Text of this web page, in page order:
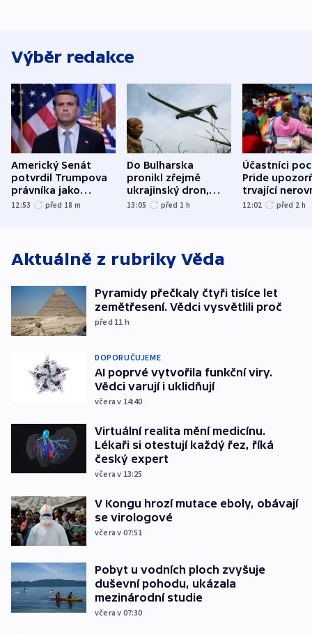
Výběr redakce
Americký Senát
potvrdil Trumpova
právníka jako
ministra
12:53 před 18 m
Do Bulharska
pronikl zřejmě
ukrajinský dron,
explodoval kilometr
13:05 před 1 h
Účastníci
Pride
trvající
12:02 před 2 h
Aktuálně z rubriky Věda
Pyramidy přečkaly čtyři tisíce let
zemětřesení. Vědci vysvětlili proč
před 11 h
DOPORUČUJEME
AI poprvé vytvořila funkční viry.
Vědci varují i uklidňují
včera v 14:40
Virtuální realita mění medicínu.
Lékaři si otestují každý řez, říká
český expert
včera v 13:25
V Kongu hrozí mutace eboly, obávají
se virologové
včera v 07:51
Pobyt u vodních ploch zvyšuje
duševní pohodu, ukázala
mezinárodní studie
včera v 07:30